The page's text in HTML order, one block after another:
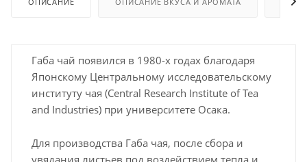
Габа чай появился в 1980-х годах благодаря
Японскому Центральному исследовательскому
институту чая (Central Research Institute of Tea
and Industries) при университете Осака.
Для производства Габа чая, после сбора и
увядания листьев под воздействием тепла и